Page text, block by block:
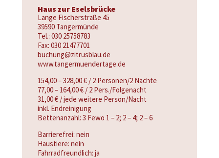
Haus zur Eselsbrücke
Lange Fischerstraße 45
39590 Tangermünde
Tel.: 030 25758783
Fax: 030 21477701
buchung@zitrusblau.de
www.tangermuendertage.de
154,00 – 328,00 € / 2 Personen/2 Nächte
77,00 – 164,00 € / 2 Pers./Folgenacht
31,00 € / jede weitere Person/Nacht
inkl. Endreinigung
Bettenanzahl: 3 Fewo 1 – 2; 2 – 4; 2 – 6
Barrierefrei: nein
Haustiere: nein
Fahrradfreundlich: ja